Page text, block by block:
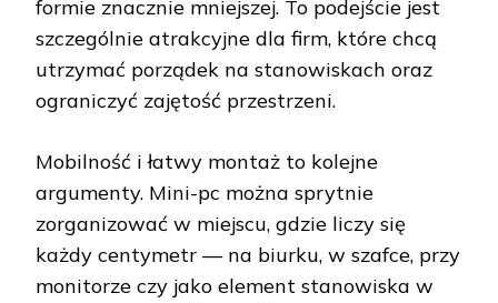
formie znacznie mniejszej. To podejście jest
szczególnie atrakcyjne dla firm, które chcą
utrzymać porządek na stanowiskach oraz
ograniczyć zajętość przestrzeni.
Mobilność i łatwy montaż to kolejne
argumenty. Mini-pc można sprytnie
zorganizować w miejscu, gdzie liczy się
każdy centymetr — na biurku, w szafce, przy
monitorze czy jako element stanowiska w